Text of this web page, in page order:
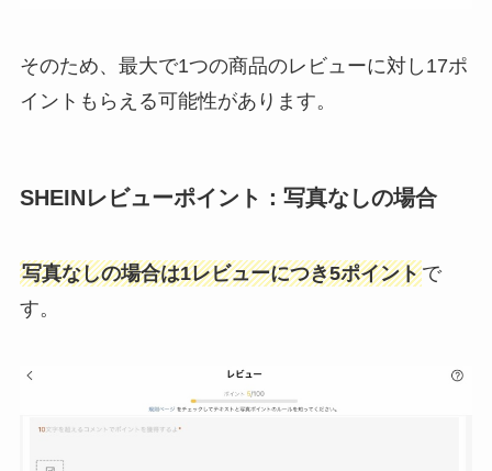
そのため、最大で1つの商品のレビューに対し17ポ
イントもらえる可能性があります。
SHEINレビューポイント：写真なしの場合
写真なしの場合は1レビューにつき5ポイントで
す。